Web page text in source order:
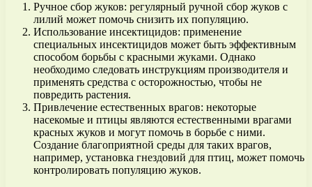
Ручное сбор жуков: регулярный ручной сбор жуков с
лилий может помочь снизить их популяцию.
Использование инсектицидов: применение
специальных инсектицидов может быть эффективным
способом борьбы с красными жуками. Однако
необходимо следовать инструкциям производителя и
применять средства с осторожностью, чтобы не
повредить растения.
Привлечение естественных врагов: некоторые
насекомые и птицы являются естественными врагами
красных жуков и могут помочь в борьбе с ними.
Создание благоприятной среды для таких врагов,
например, установка гнездовий для птиц, может помочь
контролировать популяцию жуков.